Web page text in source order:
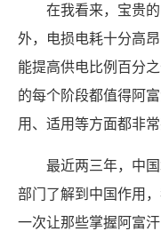
在我看来，宝贵
外，电损电耗十分高
能提高供电比例百分
的每个阶段都值得阿
用、适用等方面都非常
最近两三年，中
部门了解到中国作用
一次让那些掌握阿富